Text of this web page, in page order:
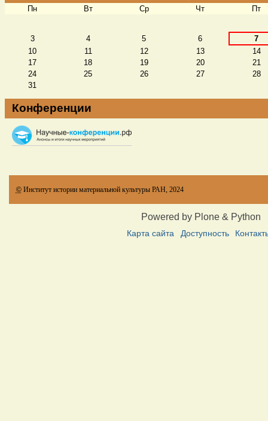
Пн Вт Ср Чт Пт
3 4 5 6
7
10
11 12 13
14
17
18 19 20
21
24
25 26 27
28
31
Конференции
© Институт истории материальной культуры РАН, 2024
Powered by Plone & Python
Карта сайта Доступность